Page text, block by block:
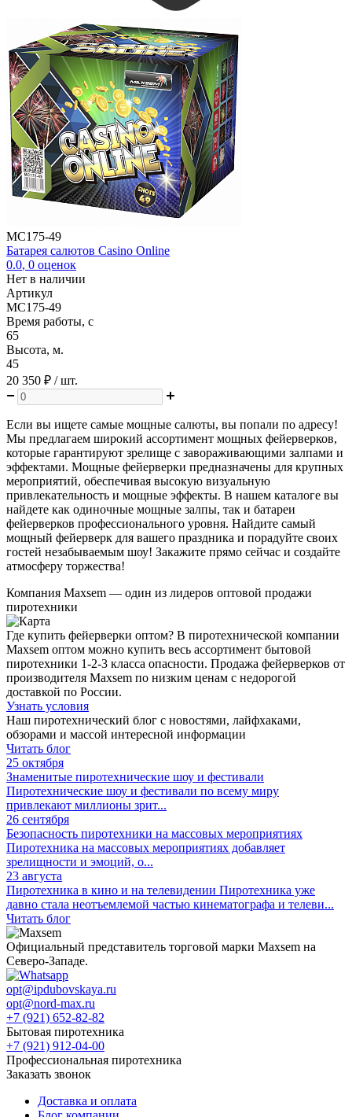
MC175-49
Батарея салютов Casino Online
0.0, 0 оценок
Нет в наличии
Артикул
MC175-49
Время работы, с
65
Высота, м.
45
20 350 ₽ / шт.
Если вы ищете самые мощные салюты, вы попали по адресу!
Мы предлагаем широкий ассортимент мощных фейерверков,
которые гарантируют зрелище с завораживающими залпами и
эффектами. Мощные фейерверки предназначены для крупных
мероприятий, обеспечивая высокую визуальную
привлекательность и мощные эффекты. В нашем каталоге вы
найдете как одиночные мощные залпы, так и батареи
фейерверков профессионального уровня. Найдите самый
мощный фейерверк для вашего праздника и порадуйте своих
гостей незабываемым шоу! Закажите прямо сейчас и создайте
атмосферу торжества!
Компания Maxsem — один из лидеров оптовой продажи
пиротехники
Где купить фейерверки оптом? В пиротехнической компании
Maxsem оптом можно купить весь ассортимент бытовой
пиротехники 1-2-3 класса опасности. Продажа фейерверков от
производителя Maxsem по низким ценам с недорогой
доставкой по России.
Узнать условия
Наш пиротехнический блог с новостями, лайфхаками,
обзорами и массой интересной информации
Читать блог
25 октября
Знаменитые пиротехнические шоу и фестивали
Пиротехнические шоу и фестивали по всему миру
привлекают миллионы зрит...
26 сентября
Безопасность пиротехники на массовых мероприятиях
Пиротехника на массовых мероприятиях добавляет
зрелищности и эмоций, о...
23 августа
Пиротехника в кино и на телевидении Пиротехника уже
давно стала неотъемлемой частью кинематографа и телеви...
Читать блог
Официальный представитель торговой марки Maxsem на
Северо-Западе.
opt@ipdubovskaya.ru
opt@nord-max.ru
+7 (921) 652-82-82
Бытовая пиротехника
+7 (921) 912-04-00
Профессиональная пиротехника
Заказать звонок
Доставка и оплата